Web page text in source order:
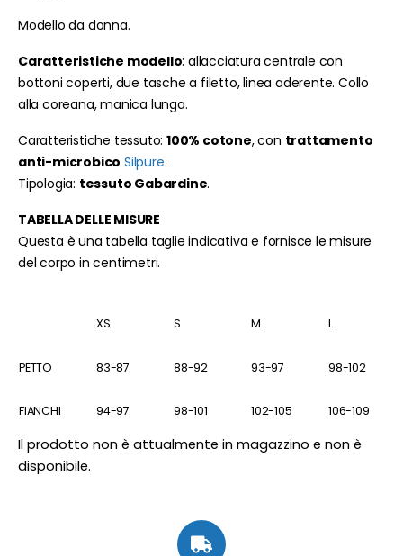
Modello da donna.
Caratteristiche modello: allacciatura centrale con
bottoni coperti, due tasche a filetto, linea aderente. Collo
alla coreana, manica lunga.
Caratteristiche tessuto: 100% cotone, con trattamento
anti-microbico Silpure.
Tipologia: tessuto Gabardine.
TABELLA DELLE MISURE
Questa è una tabella taglie indicativa e fornisce le misure
del corpo in centimetri.
XS S M L
PETTO 83-87 88-92 93-97 98-102
FIANCHI 94-97 98-101 102-105 106-109
Il prodotto non è attualmente in magazzino e non è
disponibile.